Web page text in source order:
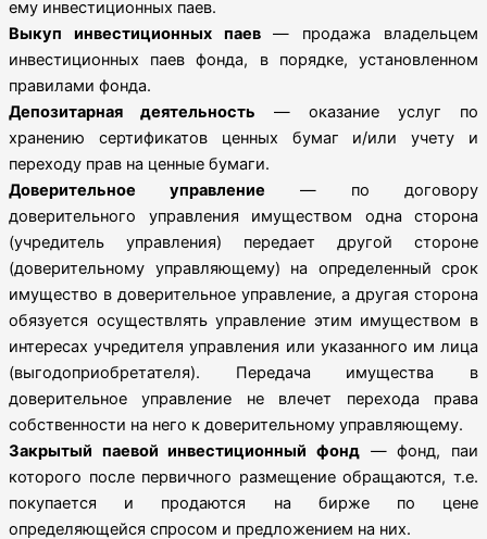
ему инвестиционных паев.
Выкуп инвестиционных паев— продажа владельцем
инвестиционных паев фонда, в порядке, установленном
правилами фонда.
Депозитарная деятельность — оказание услуг по
хранению сертификатов ценных бумаг и/или учету и
переходу прав на ценные бумаги.
Доверительное управление — по договору
доверительного управления имуществом одна сторона
(учредитель управления) передает другой стороне
(доверительному управляющему) на определенный срок
имущество в доверительное управление, а другая сторона
обязуется осуществлять управление этим имуществом в
интересах учредителя управления или указанного им лица
(выгодоприобретателя). Передача имущества в
доверительное управление не влечет перехода права
собственности на него к доверительному управляющему.
Закрытый паевой инвестиционный фонд — фонд, паи
которого после первичного размещение обращаются, т.е.
покупается и продаются на бирже по цене
определяющейся спросом и предложением на них.